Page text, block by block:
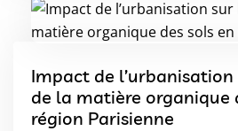
Impact de
de la matière organique
région Parisienne